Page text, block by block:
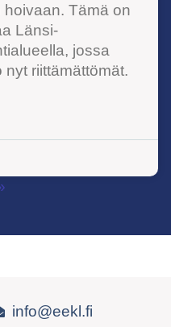
Tämä on
Länsi-
jossa
riittämättömät.
info@eekl.fi